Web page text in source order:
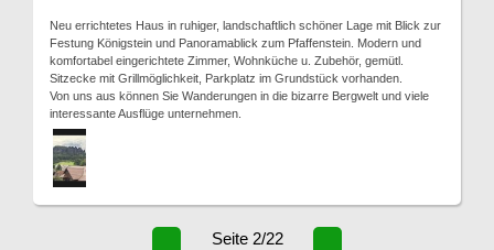
Neu errichtetes Haus in ruhiger, landschaftlich schöner Lage mit Blick zur
Festung Königstein und Panoramablick zum Pfaffenstein. Modern und
komfortabel eingerichtete Zimmer, Wohnküche u. Zubehör, gemütl.
Sitzecke mit Grillmöglichkeit, Parkplatz im Grundstück vorhanden.
Von uns aus können Sie Wanderungen in die bizarre Bergwelt und viele
interessante Ausflüge unternehmen.
Seite 2/22